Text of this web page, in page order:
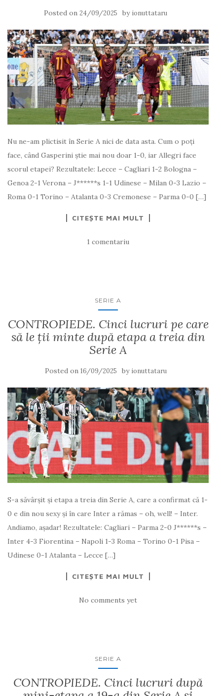
Posted on 24/09/2025 by ionuttataru
Nu ne-am plictisit în Serie A nici de data asta. Cum o poți
face, când Gasperini știe mai nou doar 1-0, iar Allegri face
scorul etapei? Rezultatele: Lecce – Cagliari 1-2 Bologna –
Genoa 2-1 Verona – J******s 1-1 Udinese – Milan 0-3 Lazio –
Roma 0-1 Torino – Atalanta 0-3 Cremonese – Parma 0-0 […]
CITEȘTE MAI MULT
1 comentariu
SERIE A
CONTROPIEDE. Cinci lucruri pe care
să le ții minte după etapa a treia din
Serie A
Posted on 16/09/2025 by ionuttataru
S-a săvârșit și etapa a treia din Serie A, care a confirmat că 1-
0 e din nou sexy și în care Inter a rămas – oh, well! – Inter.
Andiamo, așadar! Rezultatele: Cagliari – Parma 2-0 J******s –
Inter 4-3 Fiorentina – Napoli 1-3 Roma – Torino 0-1 Pisa –
Udinese 0-1 Atalanta – Lecce […]
CITEȘTE MAI MULT
No comments yet
SERIE A
CONTROPIEDE. Cinci lucruri după